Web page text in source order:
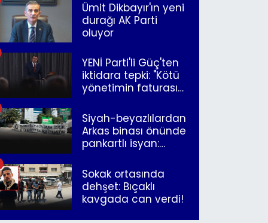
Ümit Dikbayır'ın yeni
durağı AK Parti
oluyor
YENİ Parti'li Güç'ten
iktidara tepki: "Kötü
yönetimin faturasını
Siyah-beyazlılardan
Arkas binası önünde
pankartlı isyan:
İzmir"
Sokak ortasında
dehşet: Bıçaklı
kavgada can verdi!